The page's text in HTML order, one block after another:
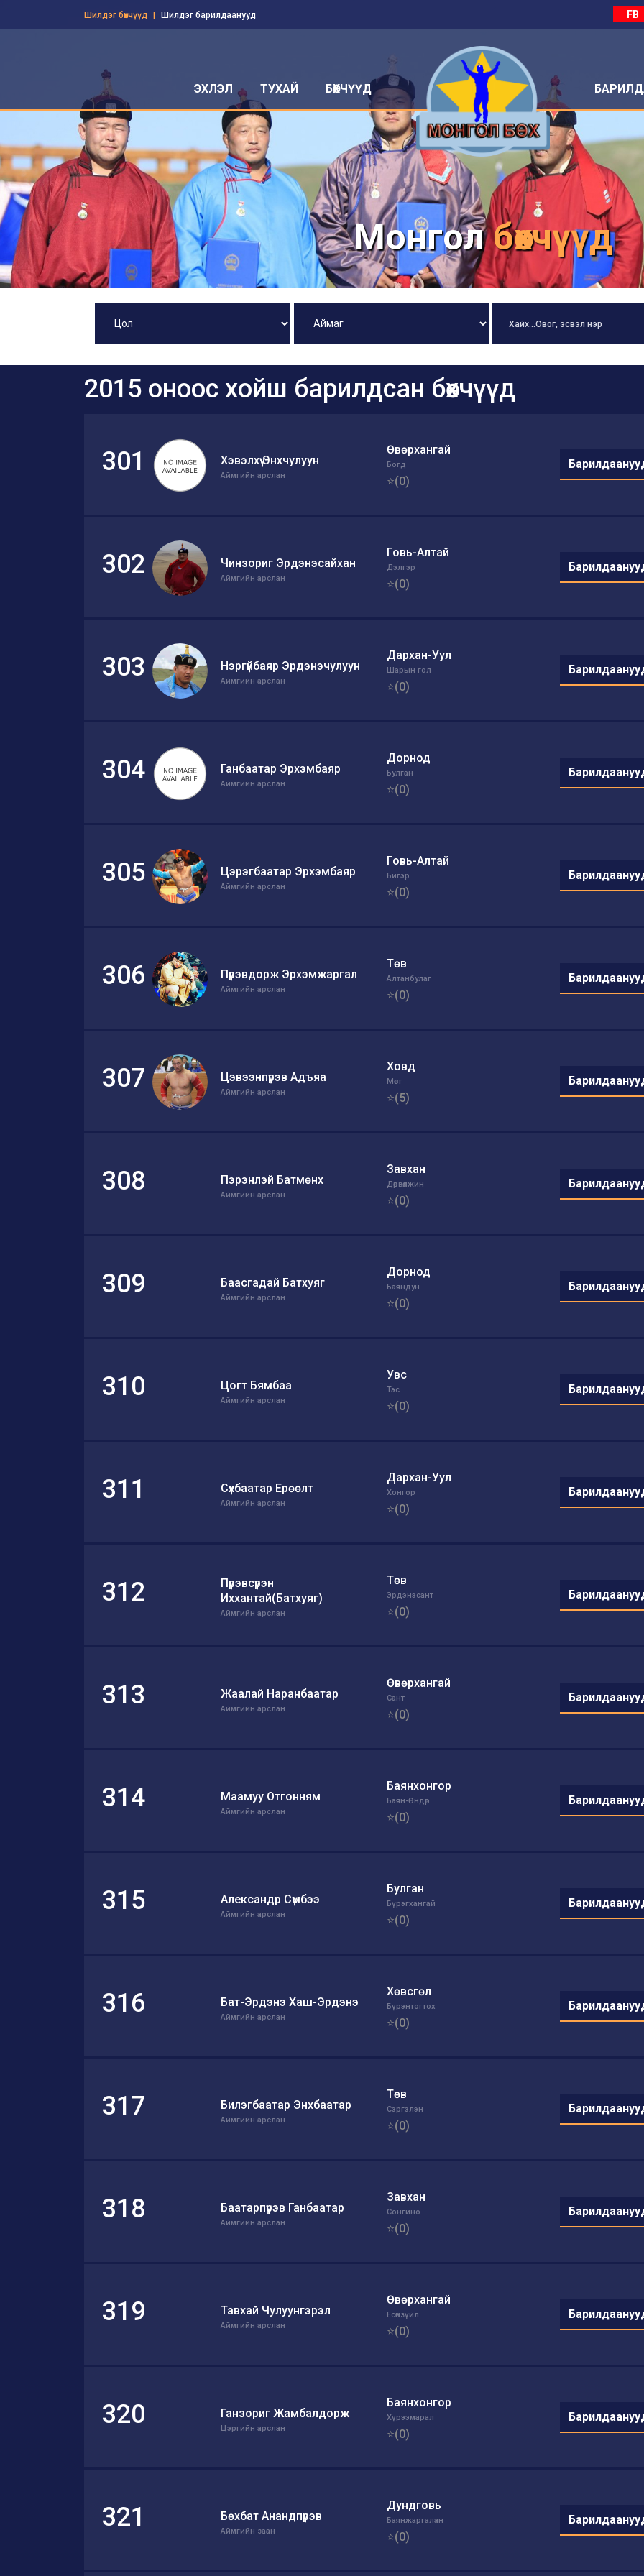
ЭХЛЭЛ ТУХАЙ БӨХЧҮҮД
Шилдэг бөхчүүд Шилдэг барилдаанууд FB
Монголбөхчүүд
2015 оноос хойш барилдсан бөхчүүд
301 Хэвэлхүү Энхчулуун
Аймгийн арслан
Өвөрхангай
Богд
⭐(0)
302 Чинзориг Эрдэнэсайхан
Аймгийн арслан
Говь-Алтай
Дэлгэр
⭐(0)
303 Нэргүйбаяр Эрдэнэчулуун
Аймгийн арслан
Дархан-Уул
Шарын гол
⭐(0)
304 Ганбаатар Эрхэмбаяр
Аймгийн арслан
Дорнод
Булган
⭐(0)
305 Цэрэгбаатар Эрхэмбаяр
Аймгийн арслан
Говь-Алтай
Бигэр
⭐(0)
306 Пүрэвдорж Эрхэмжаргал
Аймгийн арслан
Төв
Алтанбулаг
⭐(0)
307 Цэвээнпүрэв Адъяа
Аймгийн арслан
Ховд
Мөст
⭐(5)
308 Пэрэнлэй Батмөнх
Аймгийн арслан
Завхан
Дөрвөлжин
⭐(0)
309 Баасгадай Батхуяг
Аймгийн арслан
Дорнод
Баяндун
⭐(0)
310 Цогт Бямбаа
Аймгийн арслан
Увс
Тэс
⭐(0)
311 Сүхбаатар Ерөөлт
Аймгийн арслан
Дархан-Уул
Хонгор
⭐(0)
312
Пүрэвсүрэн
Иххантай(Батхуяг)
Аймгийн арслан
Төв
Эрдэнэсант
⭐(0)
313 Жаалай Наранбаатар
Аймгийн арслан
Өвөрхангай
Сант
⭐(0)
314 Маамуу Отгонням
Аймгийн арслан
Баянхонгор
Баян-Өндөр
⭐(0)
315 Александр Сүмбээ
Аймгийн арслан
Булган
Бүрэгхангай
⭐(0)
316 Бат-Эрдэнэ Хаш-Эрдэнэ
Аймгийн арслан
Хөвсгөл
Бүрэнтогтох
⭐(0)
317 Билэгбаатар Энхбаатар
Аймгийн арслан
Төв
Сэргэлэн
⭐(0)
318 Баатарпүрэв Ганбаатар
Аймгийн арслан
Завхан
Сонгино
⭐(0)
319 Тавхай Чулуунгэрэл
Аймгийн арслан
Өвөрхангай
Есөнзүйл
⭐(0)
320 Ганзориг Жамбалдорж
Цэргийн арслан
Баянхонгор
Хүрээмарал
⭐(0)
321 Бөхбат Анандпүрэв
Аймгийн заан
Дундговь
Баянжаргалан
⭐(0)